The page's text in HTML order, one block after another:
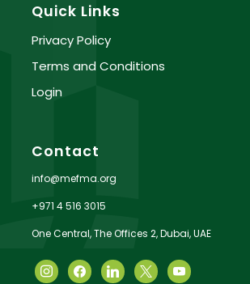
Quick Links
Privacy Policy
Terms and Conditions
Login
Contact
info@mefma.org
+971 4 516 3015
One Central, The Offices 2, Dubai, UAE